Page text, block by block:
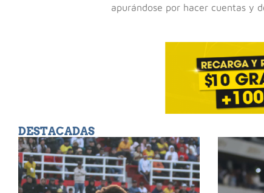
apurándose por hacer cuentas y
DESTACADAS